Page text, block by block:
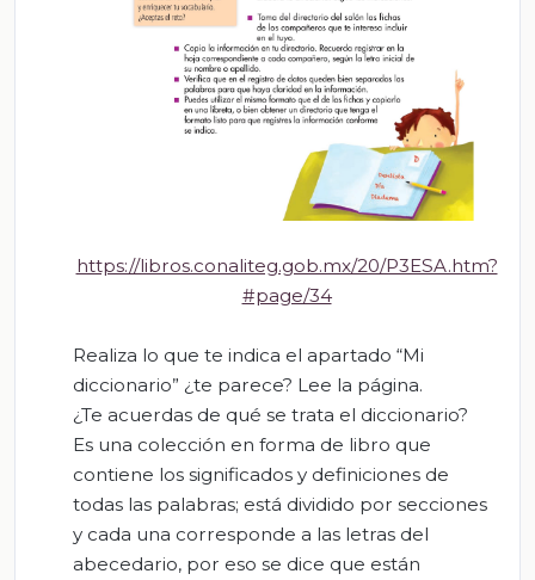
https://libros.conaliteg.gob.mx/20/P3ESA.htm?
#page/34
Realiza lo que te indica el apartado “Mi
diccionario” ¿te parece? Lee la página.
¿Te acuerdas de qué se trata el diccionario?
Es una colección en forma de libro que
contiene los significados y definiciones de
todas las palabras; está dividido por secciones
y cada una corresponde a las letras del
abecedario, por eso se dice que están